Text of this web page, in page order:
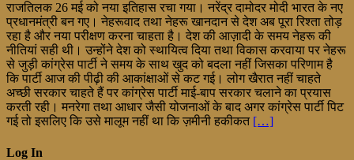
राजतिलक 26 मई को नया इतिहास रचा गया। नरेंद्र दामोदर मोदी भारत के नए
प्रधानमंत्री बन गए। नेहरूवाद तथा नेहरू खानदान से देश अब पूरा रिश्ता तोड़
रहा है और नया परीक्षण करना चाहता है। देश की आज़ादी के समय नेहरू की
नीतियां सही थी। उन्होंने देश को स्थायित्व दिया तथा विकास करवाया पर नेहरू
से जुड़ी कांग्रेस पार्टी ने समय के साथ खुद को बदला नहीं जिसका परिणाम है
कि पार्टी आज की पीढ़ी की आकांक्षाओं से कट गई। लोग खैरात नहीं चाहते
अच्छी सरकार चाहते हैं पर कांग्रेस पार्टी माई-बाप सरकार चलाने का प्रयास
करती रही। मनरेगा तथा आधार जैसी योजनाओं के बाद अगर कांग्रेस पार्टी पिट
गई तो इसलिए कि उसे मालूम नहीं था कि ज़मीनी हकीकत […]
Log In